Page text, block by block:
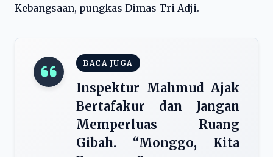
Kebangsaan, pungkas Dimas Tri Adji.
BACA JUGA
Inspektur Mahmud Ajak
Bertafakur dan Jangan
Memperluas Ruang
Gibah. “Monggo, Kita